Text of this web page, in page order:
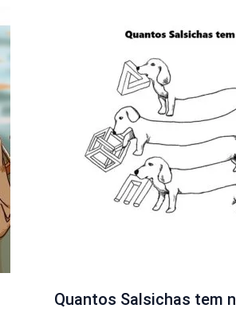
Quantos Salsichas tem